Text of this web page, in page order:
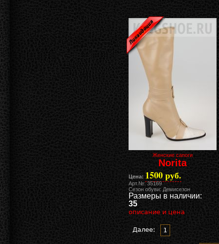
Женские сапоги
Norita
Цена: 1500 руб.
Арт.№: 35169
Сезон обуви: Демисезон
Размеры в наличии:
35
описание и цена
Далее: 1